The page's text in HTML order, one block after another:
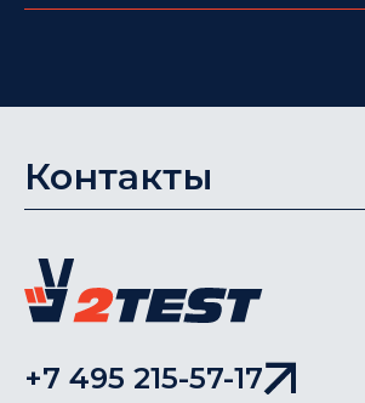
Контакты
+7 495 215-57-17